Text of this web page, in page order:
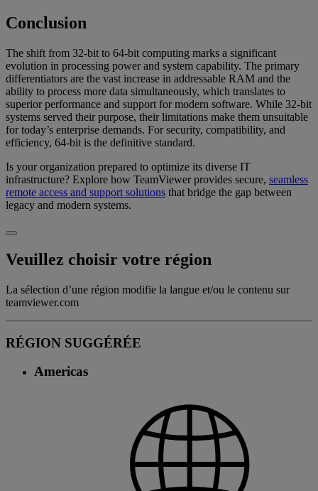
Conclusion
The shift from 32-bit to 64-bit computing marks a significant
evolution in processing power and system capability. The primary
differentiators are the vast increase in addressable RAM and the
ability to process more data simultaneously, which translates to
superior performance and support for modern software. While 32-bit
systems served their purpose, their limitations make them unsuitable
for today’s enterprise demands. For security, compatibility, and
efficiency, 64-bit is the definitive standard.
Is your organization prepared to optimize its diverse IT
infrastructure? Explore how TeamViewer provides secure, seamless
remote access and support solutions that bridge the gap between
legacy and modern systems.
Veuillez choisir votre région
La sélection d’une région modifie la langue et/ou le contenu sur
teamviewer.com
RÉGION SUGGÉRÉE
Americas